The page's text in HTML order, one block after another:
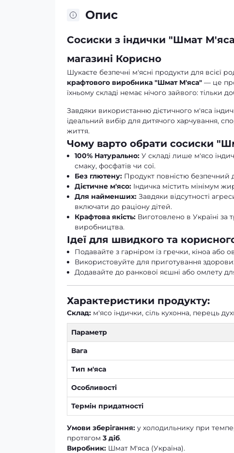
Опис
Сосиски з індички "Шмат
магазині Корисно
Шукаєте безпечні м'ясні продукти для всієї
крафтового виробника "Шмат М'яса" — це
їхньому складі немає нічого зайвого: тільки
Завдяки використанню дієтичного м'яса
ідеальний вибір для дитячого харчування,
життя.
Чому варто обрати сосиски
100% Натурально: У складі лише м'ясо
смаку, фосфатів чи сої.
Без глютену: Продукт повністю безпечний
Дієтичне м'ясо: Індичка містить мінімум
Для найменших: Завдяки відсутності
включати до раціону дітей.
Крафтова якість: Виготовлено в Україні
виробництва.
Ідеї для швидкого та
Подавайте з гарніром із гречки, кіноа або
Використовуйте для приготування
Додавайте до ранкової яєшні або омлету
Характеристики продукту:
Склад: м'ясо індички, сіль кухонна, перець
Параметр
Вага
Тип м'яса
Особливості
Термін придатності
Умови зберігання: у холодильнику при
протягом 3 діб.
Виробник: Шмат М'яса (Україна).